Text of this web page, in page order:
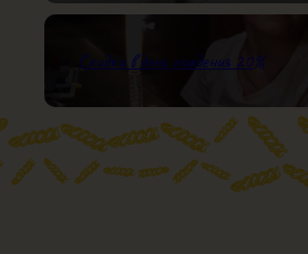
Скидка в день рождения 20%